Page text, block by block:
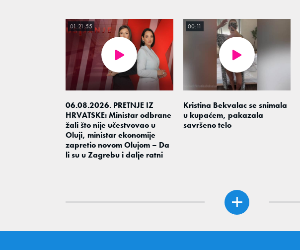
06.08.2026. PRETNJE IZ
HRVATSKE: Ministar odbrane
žali što nije učestvovao u
Oluji, ministar ekonomije
zapretio novom Olujom – Da
li su u Zagrebu i dalje ratni
01:21:55
Kristina Bekvalac se snimala
u kupaćem, pakazala
savršeno telo
00:11